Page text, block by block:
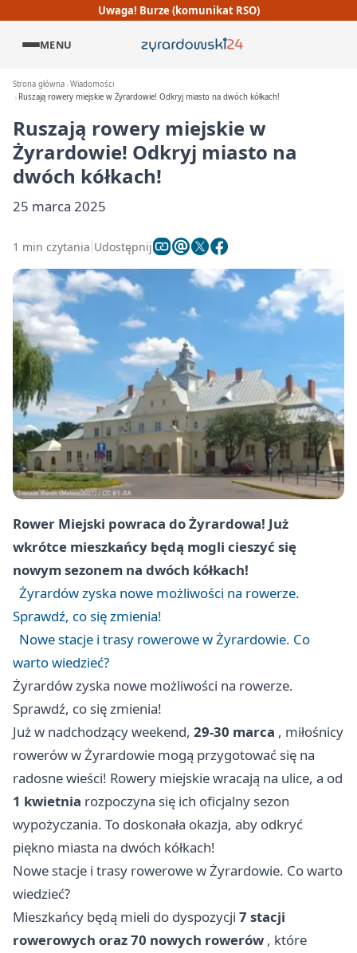
Uwaga! Burze (komunikat RSO)
MENU
Strona główna Wiadomości
Ruszają rowery miejskie w Żyrardowie! Odkryj miasto na dwóch kółkach!
Ruszają rowery miejskie w
Żyrardowie! Odkryj miasto na
dwóch kółkach!
25 marca 2025
1 min czytania Udostępnij
Rower Miejski powraca do Żyrardowa! Już
wkrótce mieszkańcy będą mogli cieszyć się
nowym sezonem na dwóch kółkach!
Żyrardów zyska nowe możliwości na rowerze.
Sprawdź, co się zmienia!
Nowe stacje i trasy rowerowe w Żyrardowie. Co
warto wiedzieć?
Żyrardów zyska nowe możliwości na rowerze.
Sprawdź, co się zmienia!
Już w nadchodzący weekend, 29-30 marca , miłośnicy
rowerów w Żyrardowie mogą przygotować się na
radosne wieści! Rowery miejskie wracają na ulice, a od
1 kwietnia rozpoczyna się ich oficjalny sezon
wypożyczania. To doskonała okazja, aby odkryć
piękno miasta na dwóch kółkach!
Nowe stacje i trasy rowerowe w Żyrardowie. Co warto
wiedzieć?
Mieszkańcy będą mieli do dyspozycji 7 stacji
rowerowych oraz 70 nowych rowerów , które